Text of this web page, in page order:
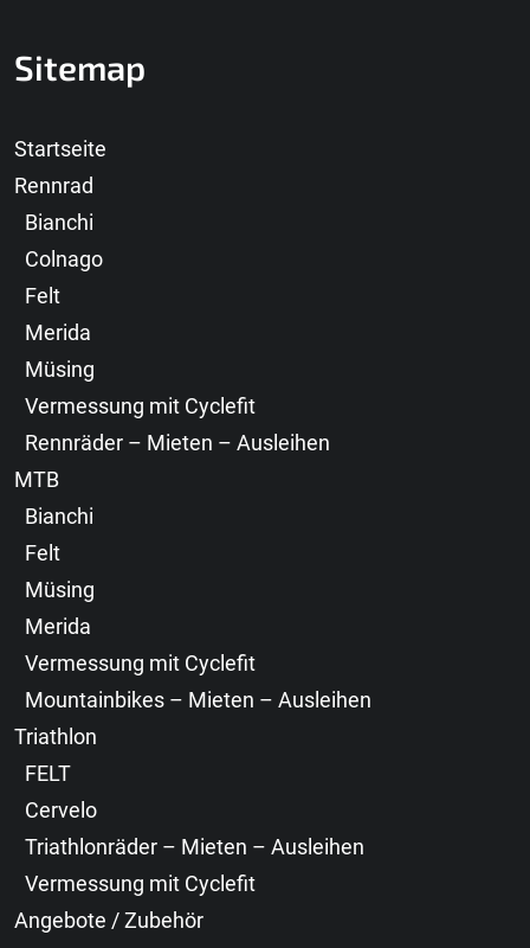
Sitemap
Startseite
Rennrad
Bianchi
Colnago
Felt
Merida
Müsing
Vermessung mit Cyclefit
Rennräder – Mieten – Ausleihen
MTB
Bianchi
Felt
Müsing
Merida
Vermessung mit Cyclefit
Mountainbikes – Mieten – Ausleihen
Triathlon
FELT
Cervelo
Triathlonräder – Mieten – Ausleihen
Vermessung mit Cyclefit
Angebote / Zubehör